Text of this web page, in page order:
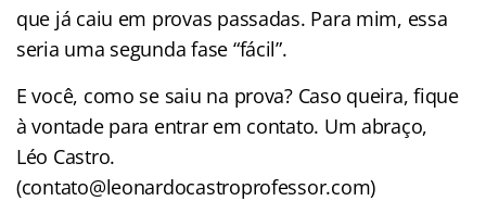
que já caiu em provas passadas. Para mim, essa
seria uma segunda fase “fácil”.
E você, como se saiu na prova? Caso queira, fique
à vontade para entrar em contato. Um abraço,
Léo Castro.
(contato@leonardocastroprofessor.com)